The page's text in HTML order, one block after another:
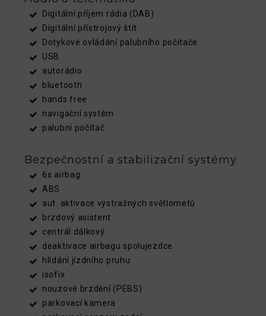
Digitální příjem rádia (DAB)
Digitální přístrojový štít
Dotykové ovládání palubního počítače
USB
autorádio
bluetooth
hands free
navigační systém
palubní počítač
Bezpečnostní a stabilizační systémy
6x airbag
ABS
aut. aktivace výstražných světlometů
brzdový asistent
centrál dálkový
deaktivace airbagu spolujezdce
hlídání jízdního pruhu
isofix
nouzové brzdění (PEBS)
parkovací kamera